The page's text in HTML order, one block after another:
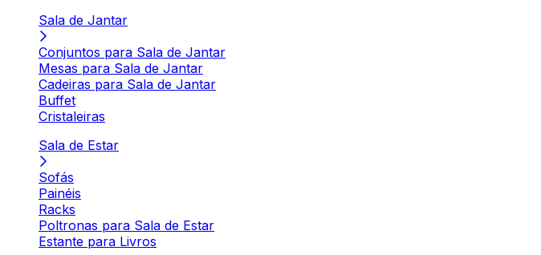
Sala de Jantar
Conjuntos para Sala de Jantar
Mesas para Sala de Jantar
Cadeiras para Sala de Jantar
Buffet
Cristaleiras
Sala de Estar
Sofás
Painéis
Racks
Poltronas para Sala de Estar
Estante para Livros